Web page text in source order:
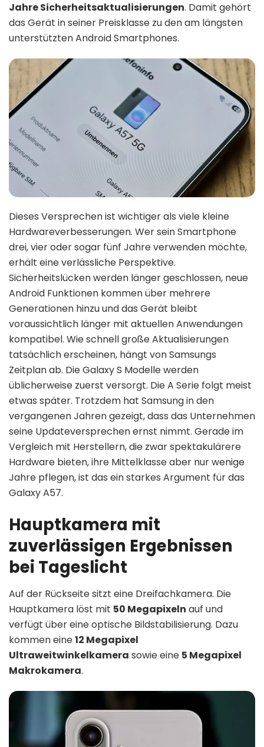
Jahre Sicherheitsaktualisierungen. Damit gehört
das Gerät in seiner Preisklasse zu den am längsten
unterstützten Android Smartphones.
Dieses Versprechen ist wichtiger als viele kleine
Hardwareverbesserungen. Wer sein Smartphone
drei, vier oder sogar fünf Jahre verwenden möchte,
erhält eine verlässliche Perspektive.
Sicherheitslücken werden länger geschlossen, neue
Android Funktionen kommen über mehrere
Generationen hinzu und das Gerät bleibt
voraussichtlich länger mit aktuellen Anwendungen
kompatibel. Wie schnell große Aktualisierungen
tatsächlich erscheinen, hängt von Samsungs
Zeitplan ab. Die Galaxy S Modelle werden
üblicherweise zuerst versorgt. Die A Serie folgt meist
etwas später. Trotzdem hat Samsung in den
vergangenen Jahren gezeigt, dass das Unternehmen
seine Updateversprechen ernst nimmt. Gerade im
Vergleich mit Herstellern, die zwar spektakulärere
Hardware bieten, ihre Mittelklasse aber nur wenige
Jahre pflegen, ist das ein starkes Argument für das
Galaxy A57.
Hauptkamera mit
zuverlässigen Ergebnissen
bei Tageslicht
Auf der Rückseite sitzt eine Dreifachkamera. Die
Hauptkamera löst mit 50 Megapixeln auf und
verfügt über eine optische Bildstabilisierung. Dazu
kommen eine12 Megapixel
Ultraweitwinkelkamera sowie eine 5 Megapixel
Makrokamera.